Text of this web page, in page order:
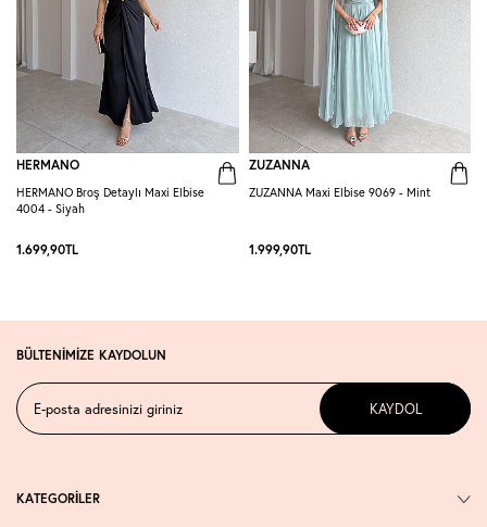
HERMANO
HERMANO Broş Detaylı Maxi Elbise
4004 - Siyah
1.699,90TL
ZUZANNA
ZUZANNA Maxi Elbise 9069 - Mint
1.999,90TL
BÜLTENİMİZE KAYDOLUN
KAYDOL
KATEGORİLER